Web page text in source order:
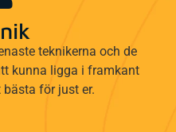
teknikerna och de
kunna ligga i framkant
för just er.